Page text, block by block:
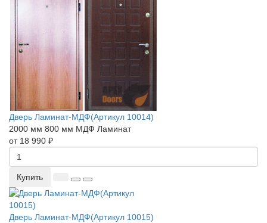
Дверь Ламинат-МДФ(Артикул 10014)
2000 мм 800 мм МДФ Ламинат
от 18 990 ₽
Купить
Дверь Ламинат-МДФ(Артикул 10015)